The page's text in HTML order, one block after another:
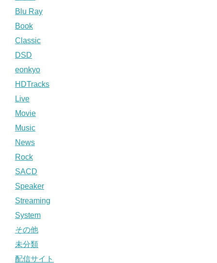
Blu Ray
Book
Classic
DSD
eonkyo
HDTracks
Live
Movie
Music
News
Rock
SACD
Speaker
Streaming
System
その他
未分類
配信サイト